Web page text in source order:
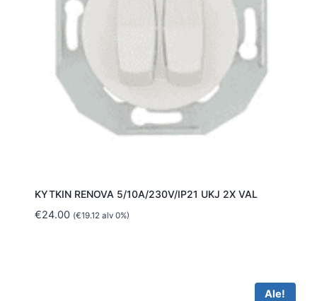
KYTKIN RENOVA 5/10A/230V/IP21 UKJ 2X VAL
€24.00 (€19.12 alv 0%)
Ale!